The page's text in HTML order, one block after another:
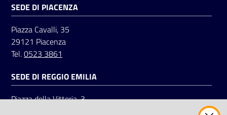
SEDE DI PIACENZA
Piazza Cavalli, 35
29121 Piacenza
Tel.0523 3861
SEDE DI REGGIO EMILIA
Piazza della Vittoria, 3